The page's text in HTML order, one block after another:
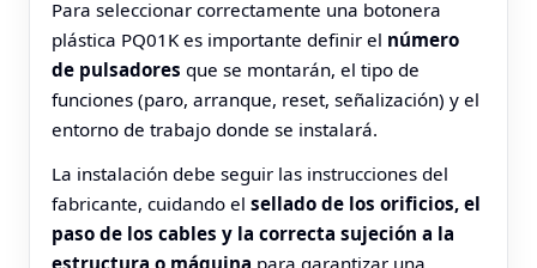
Para seleccionar correctamente una botonera
plástica PQ01K es importante definir el número
de pulsadores que se montarán, el tipo de
funciones (paro, arranque, reset, señalización) y el
entorno de trabajo donde se instalará.
La instalación debe seguir las instrucciones del
fabricante, cuidando el sellado de los orificios, el
paso de los cables y la correcta sujeción a la
estructura o máquina para garantizar una